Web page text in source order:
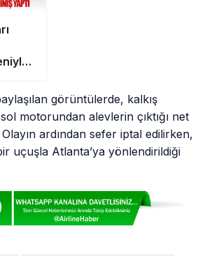
görüntülerde, kalkış
motorundan alevlerin çıktığı net
ardından sefer iptal edilirken,
uçuşla Atlanta’ya yönlendirildiği